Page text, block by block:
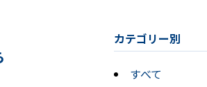
カテゴリー別
すべて